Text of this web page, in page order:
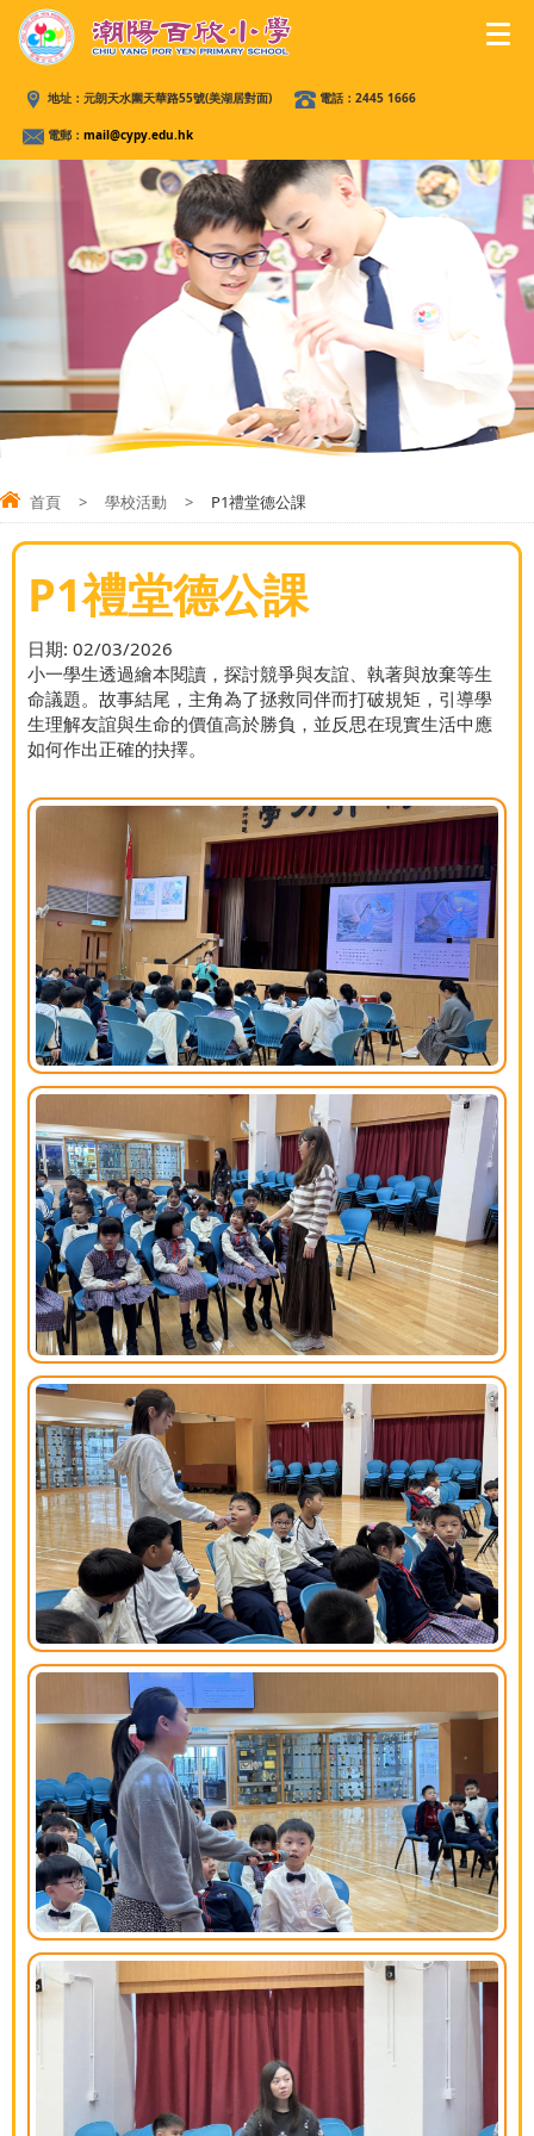
地址： 元朗天水圍天華路55號(美湖居對面) 電話： 2445 1666
電郵： mail@cypy.edu.hk
首頁 > 學校活動 > P1禮堂德公課
P1禮堂德公課
日期: 02/03/2026
小一學生透過繪本閱讀，探討競爭與友誼、執著與放棄等生
命議題。故事結尾，主角為了拯救同伴而打破規矩，引導學
生理解友誼與生命的價值高於勝負，並反思在現實生活中應
如何作出正確的抉擇。